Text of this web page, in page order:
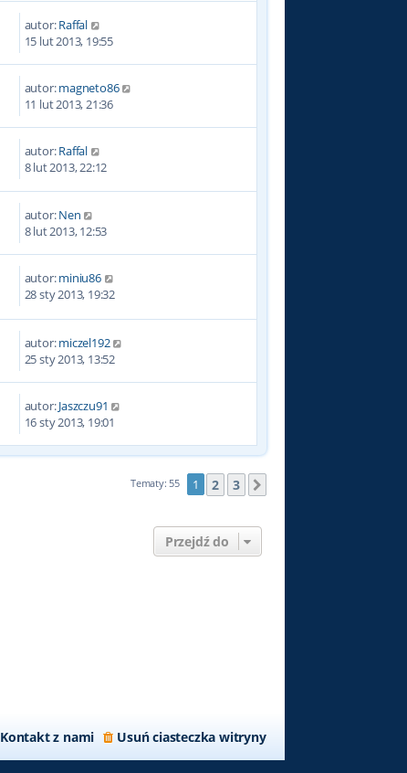
autor:Raffal
15 lut 2013, 19:55
autor:magneto86
11 lut 2013, 21:36
autor:Raffal
8 lut 2013, 22:12
autor:Nen
8 lut 2013, 12:53
autor:miniu86
28 sty 2013, 19:32
autor:miczel192
25 sty 2013, 13:52
autor:Jaszczu91
16 sty 2013, 19:01
Tematy: 55 1 2 3
Przejdź do
Usuń ciasteczka witryny
Kontakt z nami